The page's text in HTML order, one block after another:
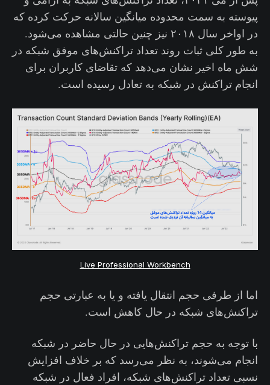
پیوسته به سمت محدوده میانگین سالانه حرکت کرده که
در اواخر سال ۲۰۱۸ نیز چنین حالتی مشاهده می‌شود.
به طور کلی ثبات روند تعداد تراکنش‌های موفق شبکه در
شش ماه اخیر نشان می‌دهد که تقاضای کاربران برای
انجام تراکنش‌ در شبکه به تعادل رسیده است.
Live Professional Workbench
اما از طرفی حجم انتقال یافته و یا به عبارتی حجم
تراکنش‌های شبکه در حال کاهش است.
با توجه به حجم تراکنش‌هایی در حال حاضر در شبکه
انجام می‌شوند، به نظر می‌رسد که بر خلاف افزایش
نسبی تعداد تراکنش‌های شبکه، افراد فعال در شبکه